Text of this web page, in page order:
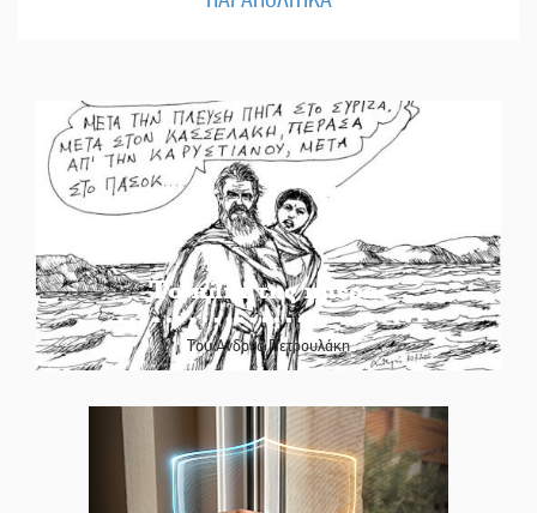
Το κλίκ της ημέρας
Του Ανδρέα Πετρουλάκη